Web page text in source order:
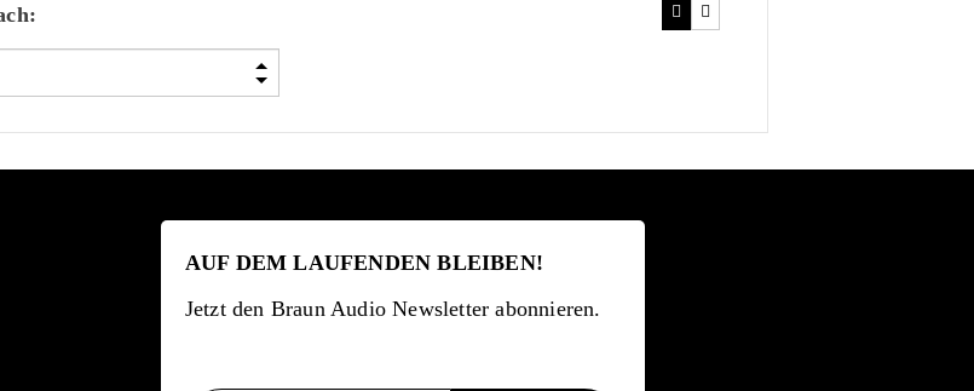
AUF DEM LAUFENDEN BLEIBEN!
Jetzt den Braun Audio Newsletter abonnieren.